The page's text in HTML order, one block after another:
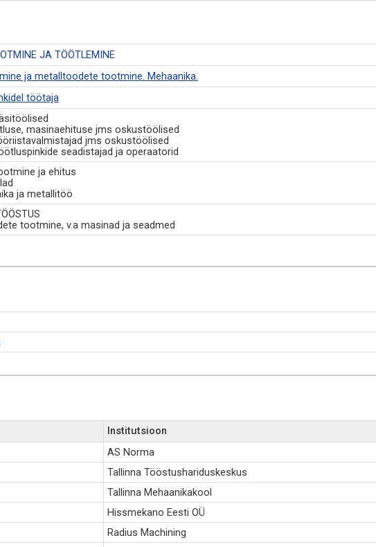
JA TÖÖTLEMINE
ja metalltoodete tootmine. Mehaanika.
töötaja
masinaehituse jms oskustöölised
jms oskustöölised
seadistajad ja operaatorid
ja ehitus
ja metallitöö
tootmine, v.a masinad ja seadmed
Institutsioon
AS Norma
Tallinna Tööstushariduskeskus
Tallinna Mehaanikakool
Hissmekano Eesti OÜ
Radius Machining